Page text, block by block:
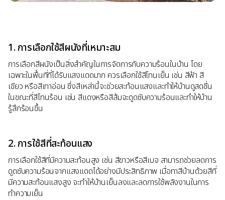
1. การเลือกใช้สีผนังที่เหมาะสม
การเลือกสีผนังเป็นสิ่งสำคัญในการจัดการกับความร้อนในบ้าน โดย
เฉพาะในพื้นที่ที่ได้รับแสงแดดมาก ควรเลือกใช้สีโทนเย็น เช่น สีฟ้า สี
เขียว หรือสีเทาอ่อน ซึ่งสีเหล่านี้จะช่วยสะท้อนแสงและทำให้บ้านดูสดชื่น
ในขณะที่สีโทนร้อน เช่น สีแดงหรือสีส้มจะดูดซับความร้อนและทำให้บ้าน
รู้สึกร้อนขึ้น
2. การใช้สีที่สะท้อนแสง
การเลือกใช้สีที่มีความสะท้อนสูง เช่น สีขาวหรือสีเบจ สามารถช่วยลดการ
ดูดซับความร้อนจากแสงแดดได้อย่างมีประสิทธิภาพ เมื่อทาสีบ้านด้วยสีที่
มีความสะท้อนแสงสูง จะทำให้บ้านเย็นลงและลดการใช้พลังงานในการ
ทำความเย็น